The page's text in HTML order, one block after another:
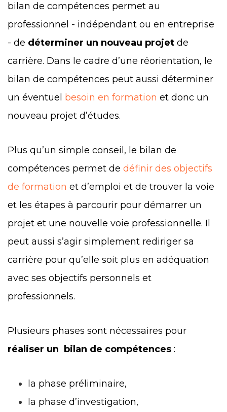
bilan de compétences permet au
professionnel - indépendant ou en entreprise
- de déterminer un nouveau projet de
carrière. Dans le cadre d’une réorientation, le
bilan de compétences peut aussi déterminer
un éventuel besoin en formation et donc un
nouveau projet d’études.
Plus qu’un simple conseil, le bilan de
compétences permet de définir des objectifs
de formation et d’emploi et de trouver la voie
et les étapes à parcourir pour démarrer un
projet et une nouvelle voie professionnelle. Il
peut aussi s’agir simplement rediriger sa
carrière pour qu’elle soit plus en adéquation
avec ses objectifs personnels et
professionnels.
Plusieurs phases sont nécessaires pour
réaliser un bilan de compétences :
la phase préliminaire,
la phase d’investigation,